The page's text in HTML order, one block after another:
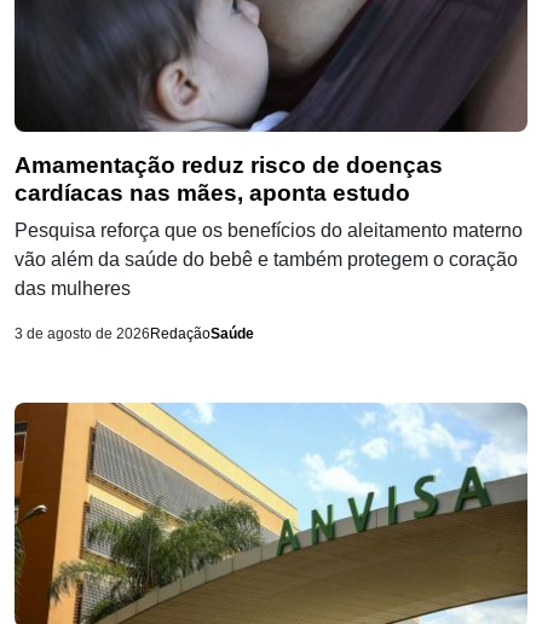
Amamentação reduz risco de doenças
cardíacas nas mães, aponta estudo
Pesquisa reforça que os benefícios do aleitamento materno
vão além da saúde do bebê e também protegem o coração
das mulheres
3 de agosto de 2026 RedaçãoSaúde